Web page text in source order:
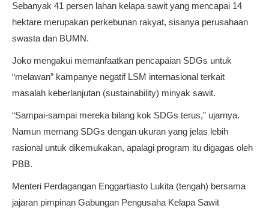
Sebanyak 41 persen lahan kelapa sawit yang mencapai 14
hektare merupakan perkebunan rakyat, sisanya perusahaan
swasta dan BUMN.
Joko mengakui memanfaatkan pencapaian SDGs untuk
“melawan” kampanye negatif LSM internasional terkait
masalah keberlanjutan (sustainability) minyak sawit.
“Sampai-sampai mereka bilang kok SDGs terus,” ujarnya.
Namun memang SDGs dengan ukuran yang jelas lebih
rasional untuk dikemukakan, apalagi program itu digagas oleh
PBB.
Menteri Perdagangan Enggartiasto Lukita (tengah) bersama
jajaran pimpinan Gabungan Pengusaha Kelapa Sawit